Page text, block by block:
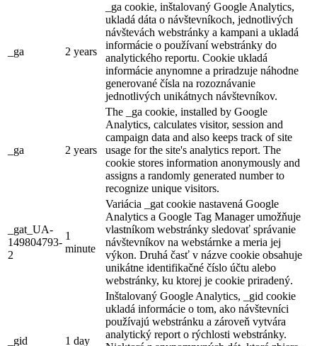
_ga 2 years
_ga cookie, inštalovaný Google Analytics,
ukladá dáta o návštevníkoch, jednotlivých
návštevách webstránky a kampani a ukladá
informácie o používaní webstránky do
analytického reportu. Cookie ukladá
informácie anynomne a priradzuje náhodne
generované čísla na rozoznávanie
jednotlivých unikátnych návštevníkov.
_ga 2 years
The _ga cookie, installed by Google
Analytics, calculates visitor, session and
campaign data and also keeps track of site
usage for the site's analytics report. The
cookie stores information anonymously and
assigns a randomly generated number to
recognize unique visitors.
_gat_UA-
149804793-
2
1
minute
Variácia _gat cookie nastavená Google
Analytics a Google Tag Manager umožňuje
vlastníkom webstránky sledovať správanie
návštevníkov na webstárnke a meria jej
výkon. Druhá časť v názve cookie obsahuje
unikátne identifikačné číslo účtu alebo
webstránky, ku ktorej je cookie priradený.
_gid 1 day
Inštalovaný Google Analytics, _gid cookie
ukladá informácie o tom, ako návštevníci
používajú webstránku a zároveň vytvára
analytický report o rýchlosti webstránky.